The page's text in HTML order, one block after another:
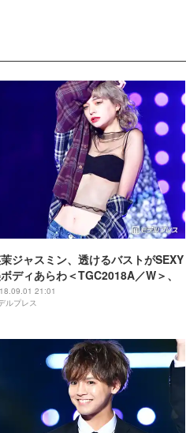
ジャスミン、透けるバストがSEXY
ディあらわ＜TGC2018A／W＞、
21:01
ルプレス